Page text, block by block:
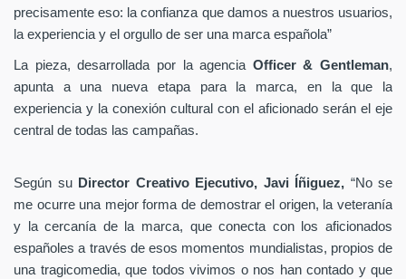
precisamente eso: la confianza que damos a nuestros usuarios,
la experiencia y el orgullo de ser una marca española”
La pieza, desarrollada por la agencia Officer & Gentleman,
apunta a una nueva etapa para la marca, en la que la
experiencia y la conexión cultural con el aficionado serán el eje
central de todas las campañas.
Según su Director Creativo Ejecutivo, Javi Íñiguez, “No se
me ocurre una mejor forma de demostrar el origen, la veteranía
y la cercanía de la marca, que conecta con los aficionados
españoles a través de esos momentos mundialistas, propios de
una tragicomedia, que todos vivimos o nos han contado y que